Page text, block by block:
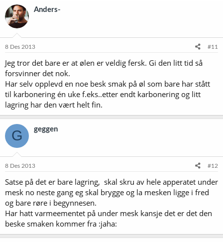
Anders-
8 Des 2013 #11
Jeg tror det bare er at ølen er veldig fersk. Gi den litt tid så
forsvinner det nok.
Har selv opplevd en noe besk smak på øl som bare har stått
til karbonering én uke f.eks..etter endt karbonering og litt
lagring har den vært helt fin.
G geggen
8 Des 2013 #12
Satse på det er bare lagring, skal skru av hele apperatet under
mesk no neste gang eg skal brygge og la mesken ligge i fred
og bare røre i begynnesen.
Har hatt varmeementet på under mesk kansje det er det den
beske smaken kommer fra :jaha: